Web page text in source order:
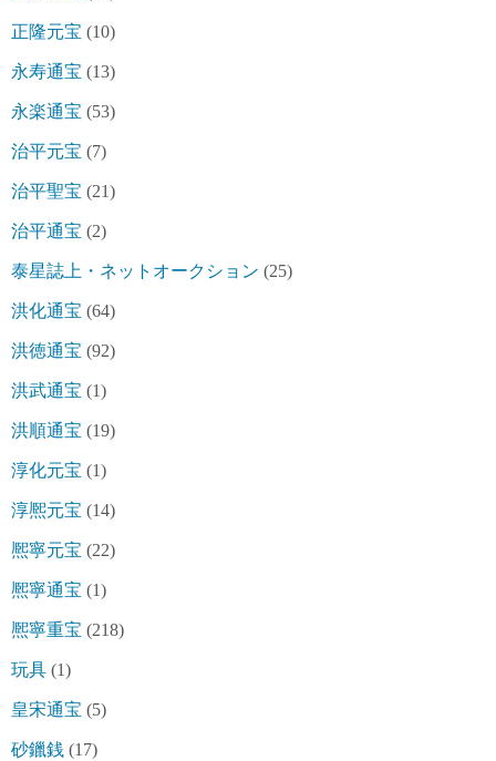
正隆元宝 (10)
永寿通宝 (13)
永楽通宝 (53)
治平元宝 (7)
治平聖宝 (21)
治平通宝 (2)
泰星誌上・ネットオークション (25)
洪化通宝 (64)
洪徳通宝 (92)
洪武通宝 (1)
洪順通宝 (19)
淳化元宝 (1)
淳熈元宝 (14)
熈寧元宝 (22)
熈寧通宝 (1)
熈寧重宝 (218)
玩具 (1)
皇宋通宝 (5)
砂鑞銭 (17)